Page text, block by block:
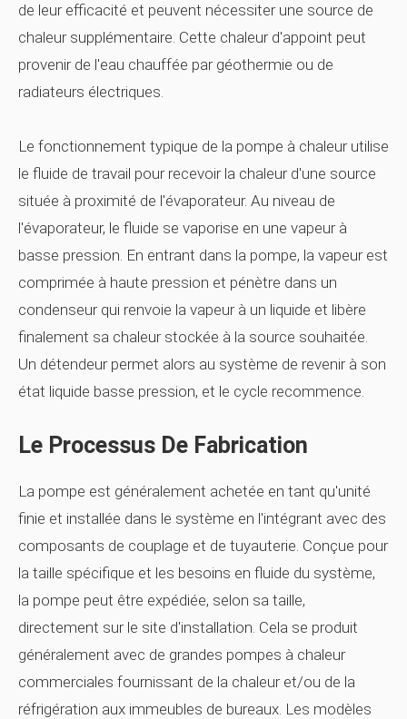
de leur efficacité et peuvent nécessiter une source de
chaleur supplémentaire. Cette chaleur d'appoint peut
provenir de l'eau chauffée par géothermie ou de
radiateurs électriques.
Le fonctionnement typique de la pompe à chaleur utilise
le fluide de travail pour recevoir la chaleur d'une source
située à proximité de l'évaporateur. Au niveau de
l'évaporateur, le fluide se vaporise en une vapeur à
basse pression. En entrant dans la pompe, la vapeur est
comprimée à haute pression et pénètre dans un
condenseur qui renvoie la vapeur à un liquide et libère
finalement sa chaleur stockée à la source souhaitée.
Un détendeur permet alors au système de revenir à son
état liquide basse pression, et le cycle recommence.
Le Processus De Fabrication
La pompe est généralement achetée en tant qu'unité
finie et installée dans le système en l'intégrant avec des
composants de couplage et de tuyauterie. Conçue pour
la taille spécifique et les besoins en fluide du système,
la pompe peut être expédiée, selon sa taille,
directement sur le site d'installation. Cela se produit
généralement avec de grandes pompes à chaleur
commerciales fournissant de la chaleur et/ou de la
réfrigération aux immeubles de bureaux. Les modèles